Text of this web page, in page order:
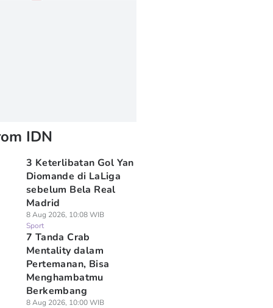
IDN
3 Keterlibatan Gol Yan
Diomande di LaLiga
sebelum Bela Real
Madrid
8 Aug 2026, 10:08 WIB
Sport
7 Tanda Crab
Mentality dalam
Pertemanan, Bisa
Menghambatmu
Berkembang
8 Aug 2026, 10:00 WIB